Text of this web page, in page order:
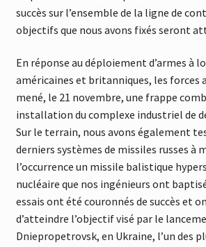
succès sur l’ensemble de la ligne de
objectifs que nous avons fixés seront
En réponse au déploiement d’armes à
américaines et britanniques, les forces
mené, le 21 novembre, une frappe
installation du complexe industriel de
Sur le terrain, nous avons également
derniers systèmes de missiles russes à
l’occurrence un missile balistique
nucléaire que nos ingénieurs ont
essais ont été couronnés de succès et
d’atteindre l’objectif visé par le
Dniepropetrovsk, en Ukraine, l’un des